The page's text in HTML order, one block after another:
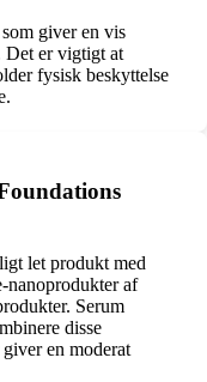
giver en vis
Det er vigtigt at
fysisk beskyttelse
let produkt med
nanoprodukter af
Serum
disse
en moderat